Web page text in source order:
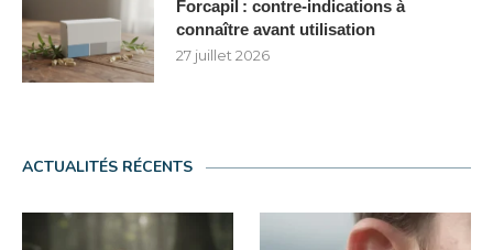
Forcapil : contre-indications à
connaître avant utilisation
27 juillet 2026
ACTUALITÉS RÉCENTS